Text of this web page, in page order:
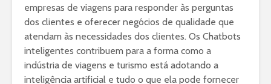
empresas de viagens para responder às perguntas
dos clientes e oferecer negócios de qualidade que
atendam às necessidades dos clientes. Os Chatbots
inteligentes contribuem para a forma como a
indústria de viagens e turismo está adotando a
inteligência artificial e tudo o que ela pode fornecer